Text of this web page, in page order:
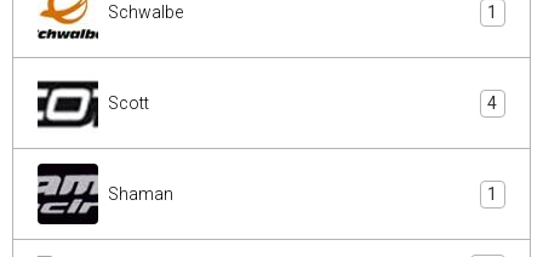
Schwalbe 1
Scott 4
Shaman 1